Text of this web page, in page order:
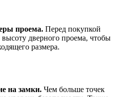
проема. Перед покупкой
дверного проема, чтобы
размера.
на замки. Чем больше точек